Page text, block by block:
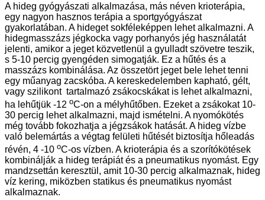
A hideg gyógyászati alkalmazása, más néven krioterápia,
egy nagyon hasznos terápia a sportgyógyászat
gyakorlatában. A hideget sokféleképpen lehet alkalmazni. A
hidegmasszázs jégkocka vagy porhanyós jég használatát
jelenti, amikor a jeget közvetlenül a gyulladt szövetre teszik,
s 5-10 percig gyengéden simogatják. Ez a hűtés és a
masszázs kombinálása. Az összetört jeget bele lehet tenni
egy műanyag zacskóba. A kereskedelemben kapható, gélt,
vagy szilikont tartalmazó zsákocskákat is lehet alkalmazni,
ha lehűtjük -12 oC-on a mélyhűtőben. Ezeket a zsákokat 10-
30 percig lehet alkalmazni, majd ismételni. A nyomókötés
még tovább fokozhatja a jégzsákok hatását. A hideg vízbe
való belemártás a végtag felületi hűtését biztosítja hőleadás
révén, 4 -10 oC-os vízben. A krioterápia és a szorítókötések
kombinálják a hideg terápiát és a pneumatikus nyomást. Egy
mandzsettán keresztül, amit 10-30 percig alkalmaznak, hideg
víz kering, miközben statikus és pneumatikus nyomást
alkalmaznak.